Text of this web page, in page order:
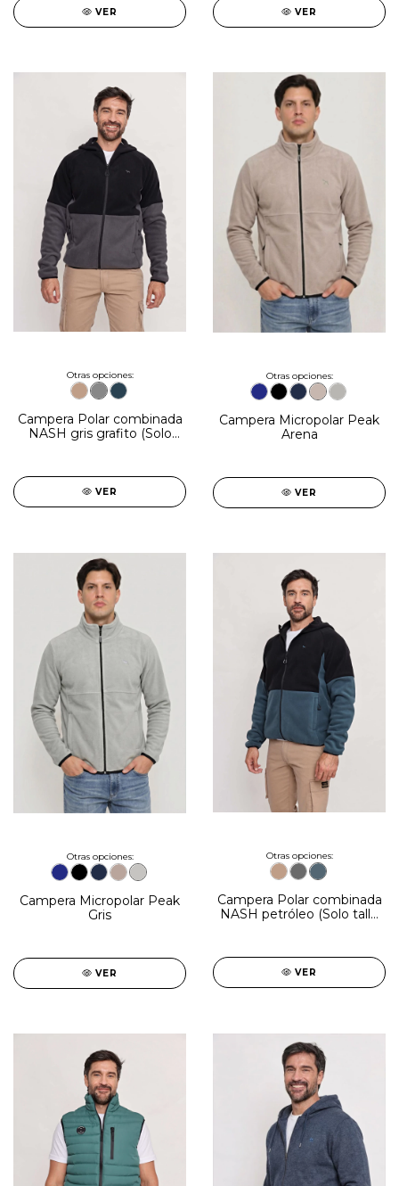
VER VER
Otras opciones:
Campera Polar combinada
NASH gris grafito (Solo
VER
Otras opciones:
Campera Micropolar Peak
Arena
VER
Otras opciones:
Campera Micropolar Peak
Gris
VER
Otras opciones:
Campera Polar combinada
NASH petróleo (Solo talle
VER